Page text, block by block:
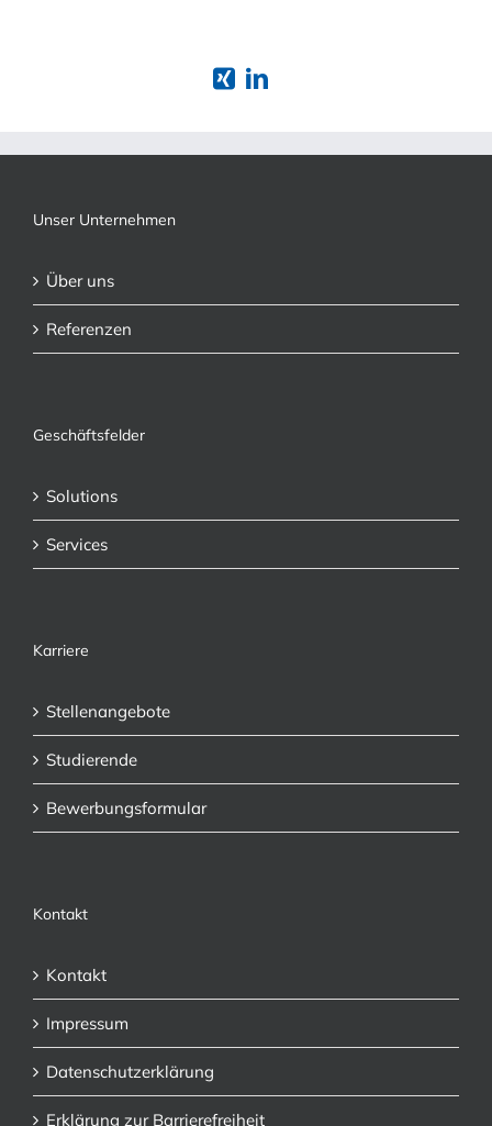
Unser Unternehmen
Über uns
Referenzen
Geschäftsfelder
Solutions
Services
Karriere
Stellenangebote
Studierende
Bewerbungsformular
Kontakt
Kontakt
Impressum
Datenschutzerklärung
Erklärung zur Barrierefreiheit